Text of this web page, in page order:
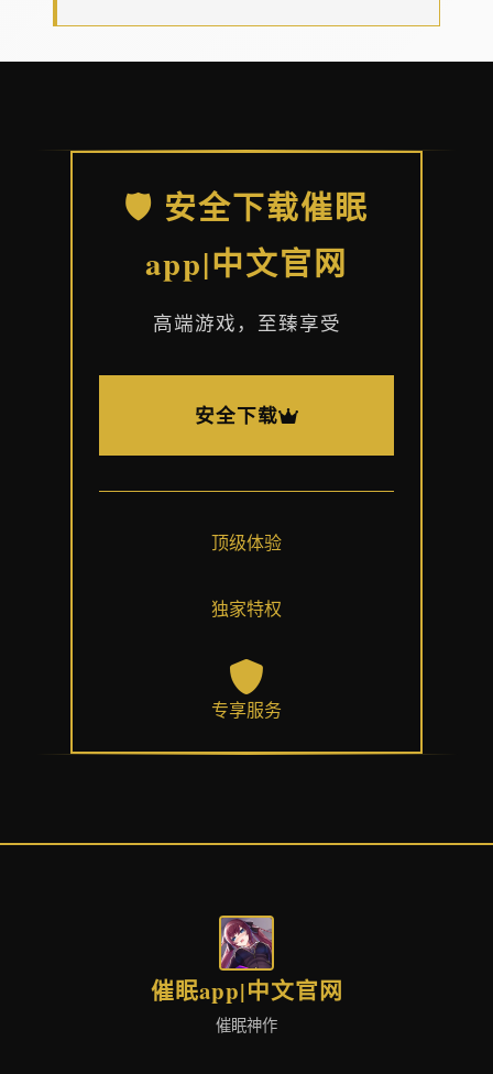
🛡️ 安全下载催眠
app|中文官网
高端游戏，至臻享受
安全下载
顶级体验
独家特权
专享服务
催眠app|中文官网
催眠神作